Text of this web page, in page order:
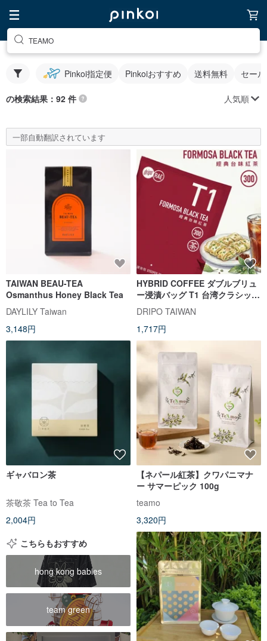
TEAMO
Pinkoi指定便 Pinkoiおすすめ 送料無料 セー
の検索結果：92 件 人気順
一部自動翻訳されています
TAIWAN BEAU-TEA
Osmanthus Honey Black Tea
DAYLILY Taiwan
3,148円
HYBRID COFFEE ダブルブリュ
ー浸漬バッグ T1 台湾クラシック
紅茶バッグ
DRIPO TAIWAN
1,717円
ギャバロン茶
茶敬茶 Tea to Tea
2,004円
【ネパール紅茶】クワパニマナ
ー サマーピック 100g
teamo
3,320円
こちらもおすすめ
hong kong babies
team green